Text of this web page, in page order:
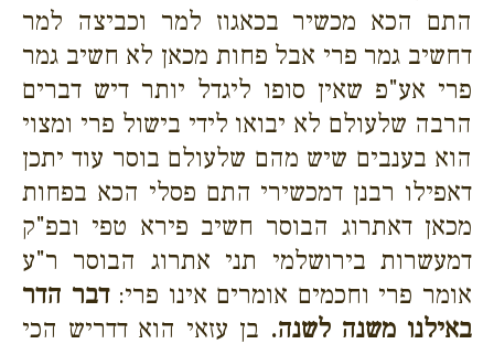
התם הכא מכשיר בכאגוז למר וכביצה למר
דחשיב גמר פרי אבל פחות מכאן לא חשיב גמר
פרי אע"פ שאין סופו ליגדל יותר דיש דברים
הרבה שלעולם לא יבואו לידי בישול פרי ומצוי
הוא בענבים שיש מהם שלעולם בוסר עוד יתכן
דאפילו רבנן דמכשירי התם פסלי הכא בפחות
מכאן דאתרוג הבוסר חשיב פירא טפי ובפ"ק
דמעשרות בירושלמי תני אתרוג הבוסר ר"ע
אומר פרי וחכמים אומרים אינו פרי:דבר הדר
באילנו משנה לשנה. בן עזאי הוא דדריש הכי